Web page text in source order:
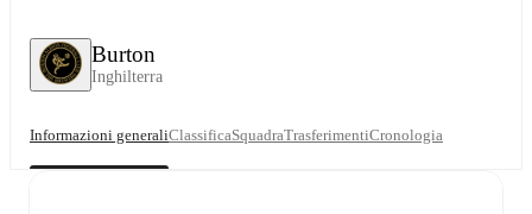
Burton
Inghilterra
Informazioni generaliClassificaSquadraTrasferimentiCronologia